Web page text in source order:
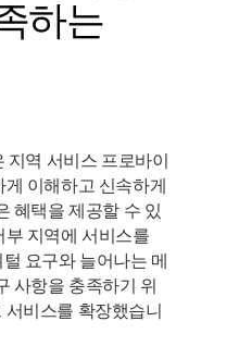
하는
지역 서비스 프로바이
이해하고 신속하게
혜택을 제공할 수 있
부 지역에 서비스를
요구와 늘어나는 메
사항을 충족하기 위
비스를 확장했습니